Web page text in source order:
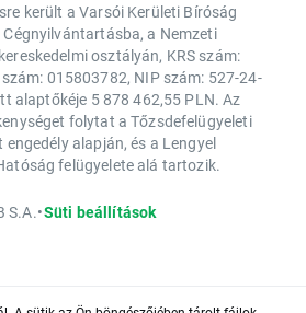
került a Varsói Kerületi Bíróság
a Nemzeti
osztályán, KRS szám:
015803782, NIP szám: 527-24-
alaptőkéje 5 878 462,55 PLN. Az
folytat a Tőzsdefelügyeleti
alapján, és a Lengyel
felügyelete alá tartozik.
S.A.•Süti beállítások